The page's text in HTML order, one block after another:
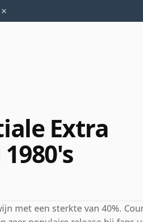
×
Extra
met een sterkte van 40%.